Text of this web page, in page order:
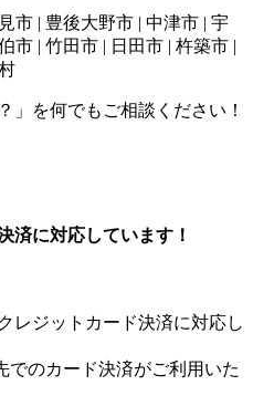
市 | 豊後大野市 | 中津市 | 宇
市 | 竹田市 | 日田市 | 杵築市 |
」を何でもご相談ください！
済に対応しています！
レジットカード決済に対応し
でのカード決済がご利用いた